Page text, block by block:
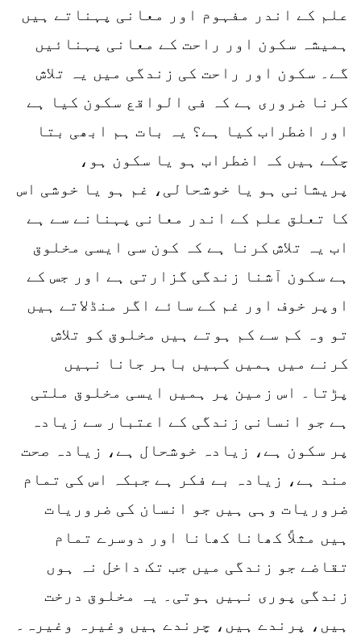
علم کے اندر مفہوم اور معانی پہناتے ہیں
ہمیشہ سکون اور راحت کے معانی پہنائیں
گے۔ سکون اور راحت کی زندگی میں یہ تلاش
کرنا ضروری ہے کہ فی الواقع سکون کیا ہے
اور اضطراب کیا ہے؟ یہ بات ہم ابھی بتا
چکے ہیں کہ اضطراب ہو یا سکون ہو،
پریشانی ہو یا خوشحالی، غم ہو یا خوشی اس
کا تعلق علم کے اندر معانی پہنانے سے ہے
اب یہ تلاش کرنا ہے کہ کون سی ایسی مخلوق
ہے سکون آشنا زندگی گزارتی ہے اور جس کے
اوپر خوف اور غم کے سائے اگر منڈلاتے ہیں
تو وہ کم سے کم ہوتے ہیں مخلوق کو تلاش
کرنے میں ہمیں کہیں باہر جانا نہیں
پڑتا۔ اس زمین پر ہمیں ایسی مخلوق ملتی
ہے جو انسانی زندگی کے اعتبار سے زیادہ
پر سکون ہے، زیادہ خوشحال ہے، زیادہ صحت
مند ہے، زیادہ بے فکر ہے جبکہ اس کی تمام
ضروریات وہی ہیں جو انسان کی ضروریات
ہیں مثلاً کھانا کھانا اور دوسرے تمام
تقاضے جو زندگی میں جب تک داخل نہ ہوں
زندگی پوری نہیں ہوتی۔ یہ مخلوق درخت
ہیں، پرندے ہیں، چرندے ہیں وغیرہ وغیرہ۔